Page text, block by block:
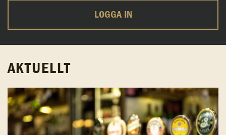
LOGGA IN
AKTUELLT